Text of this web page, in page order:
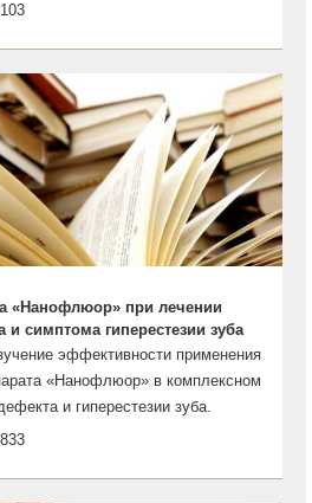
«Нанофлюор» при лечении
и симптома гиперестезии зуба
эффективности применения
«Нанофлюор» в комплексном
и гиперестезии зуба.